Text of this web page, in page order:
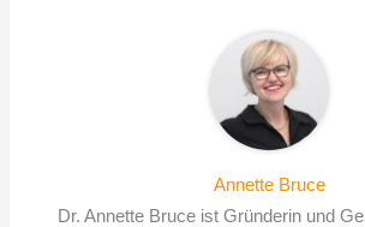
Annette Bruce
Dr. Annette Bruce ist Gründerin und